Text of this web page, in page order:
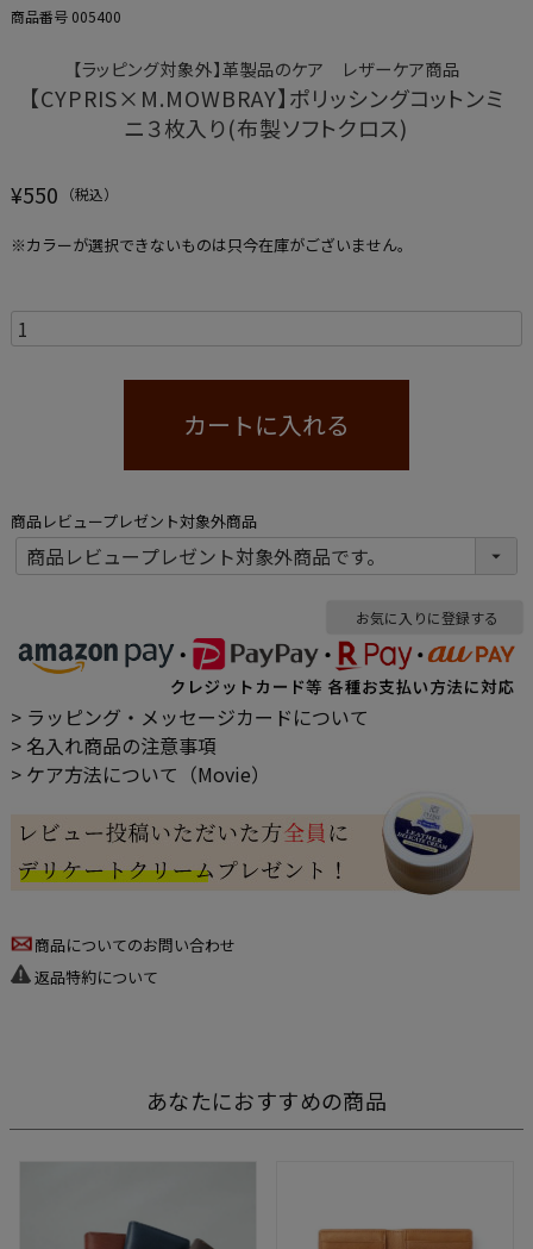
商品番号 005400
【ラッピング対象外】革製品のケア レザーケア商品
【CYPRIS×M.MOWBRAY】ポリッシングコットンミ
ニ３枚入り(布製ソフトクロス)
¥550
※カラーが選択できないものは只今在庫がございません。
お気に入りに登録する
カートに入れる
商品レビュープレゼント対象外商品
> ラッピング・メッセージカードについて
> 名入れ商品の注意事項
> ケア方法について（Movie）
商品についてのお問い合わせ
返品特約について
あなたにおすすめの商品